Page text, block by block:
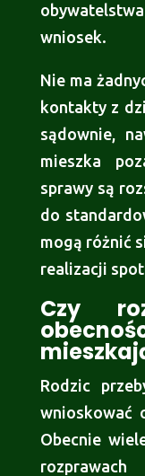
wniosek.
Nie ma
kontakty z
sądownie,
mieszka
sprawy są
do
mogą różnić
realizacji
Czy
Rodzic
wnioskować
Obecnie